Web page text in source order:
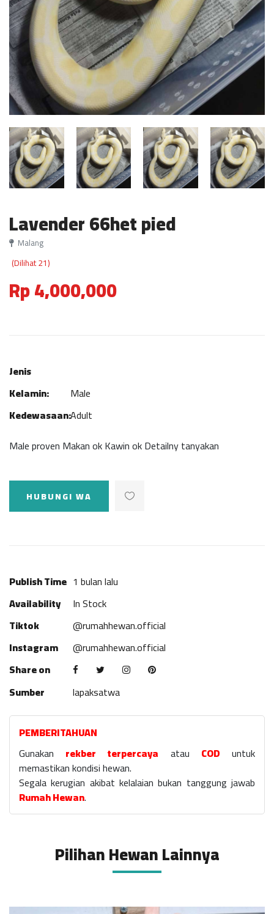
Lavender 66het pied
Malang
(Dilihat 21)
Rp 4,000,000
Jenis
Kelamin:
Male
Kedewasaan:Adult
Male proven Makan ok Kawin ok Detailny tanyakan
HUBUNGI WA
Publish Time 1 bulan lalu
Availability
In Stock
Tiktok
@rumahhewan.official
Instagram
@rumahhewan.official
Share on
Sumber
lapaksatwa
PEMBERITAHUAN
Gunakan rekber terpercaya atau COD untuk
memastikan kondisi hewan.
Segala kerugian akibat kelalaian bukan tanggung jawab
Rumah Hewan.
Pilihan Hewan Lainnya